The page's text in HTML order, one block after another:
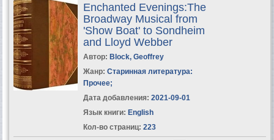
Enchanted Evenings:The
Broadway Musical from
'Show Boat' to Sondheim
and Lloyd Webber
Автор: Block, Geoffrey
Жанр: Старинная литература:
Прочее;
Дата добавления: 2021-09-01
Язык книги: English
Кол-во страниц: 223